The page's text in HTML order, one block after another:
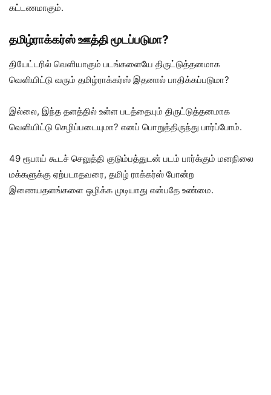
கட்டணமாகும்.
தமிழ்ராக்கர்ஸ் ஊத்தி மூடப்படுமா?
தியேட்டரில் வெளியாகும் படங்களையே திருட்டுத்தனமாக
வெளியிட்டு வரும் தமிழ்ராக்கர்ஸ் இதனால் பாதிக்கப்படுமா?
இல்லை, இந்த தளத்தில் உள்ள படத்தையும் திருட்டுத்தனமாக
வெளியிட்டு செழிப்படையுமா? எனப் பொறுத்திருந்து பார்ப்போம்.
49 ரூபாய் கூடச் செலுத்தி குடும்பத்துடன் படம் பார்க்கும் மனநிலை
மக்களுக்கு ஏற்படாதவரை, தமிழ் ராக்கர்ஸ் போன்ற
இணையதளங்களை ஒழிக்க முடியாது என்பதே உண்மை.